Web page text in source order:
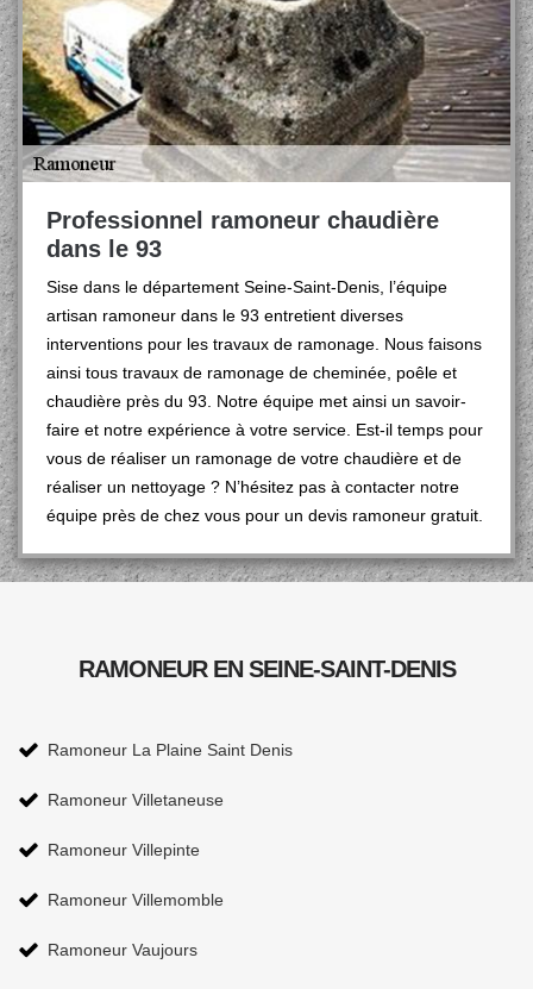
Professionnel ramoneur chaudière
dans le 93
Sise dans le département Seine-Saint-Denis, l’équipe
artisan ramoneur dans le 93 entretient diverses
interventions pour les travaux de ramonage. Nous faisons
ainsi tous travaux de ramonage de cheminée, poêle et
chaudière près du 93. Notre équipe met ainsi un savoir-
faire et notre expérience à votre service. Est-il temps pour
vous de réaliser un ramonage de votre chaudière et de
réaliser un nettoyage ? N’hésitez pas à contacter notre
équipe près de chez vous pour un devis ramoneur gratuit.
RAMONEUR EN SEINE-SAINT-DENIS
Ramoneur La Plaine Saint Denis
Ramoneur Villetaneuse
Ramoneur Villepinte
Ramoneur Villemomble
Ramoneur Vaujours